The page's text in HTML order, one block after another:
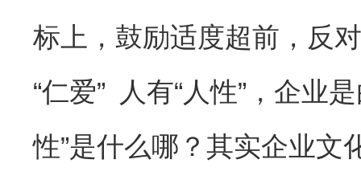
标上，鼓励适度超前，反
“仁爱” 人有“人性”，企业
性”是什么哪？其实企业文